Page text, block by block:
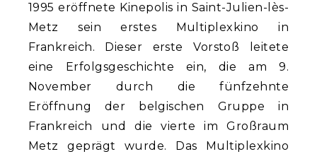
1995 eröffnete Kinepolis in Saint-Julien-lès-
Metz sein erstes Multiplexkino in
Frankreich. Dieser erste Vorstoß leitete
eine Erfolgsgeschichte ein, die am 9.
November durch die fünfzehnte
Eröffnung der belgischen Gruppe in
Frankreich und die vierte im Großraum
Metz geprägt wurde. Das Multiplexkino